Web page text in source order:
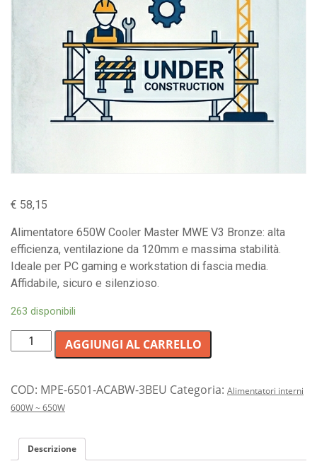
€ 58,15
Alimentatore 650W Cooler Master MWE V3 Bronze: alta
efficienza, ventilazione da 120mm e massima stabilità.
Ideale per PC gaming e workstation di fascia media.
Affidabile, sicuro e silenzioso.
263 disponibili
Alimentatore
per
Cooler
Master
650
Watt
AGGIUNGI AL CARRELLO
COD: MPE-6501-ACABW-3BEU Categoria: Alimentatori interni
600W ~ 650W
Descrizione